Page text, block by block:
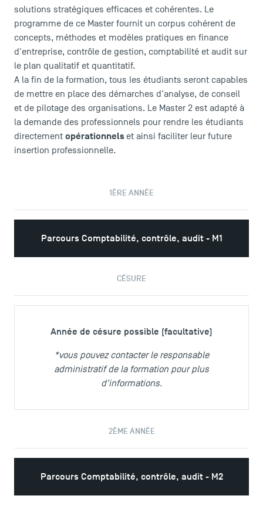
solutions stratégiques efficaces et cohérentes. Le
programme de ce Master fournit un corpus cohérent de
concepts, méthodes et modèles pratiques en finance
d'entreprise, contrôle de gestion, comptabilité et audit sur
le plan qualitatif et quantitatif.
A la fin de la formation, tous les étudiants seront capables
de mettre en place des démarches d'analyse, de conseil
et de pilotage des organisations. Le Master 2 est adapté à
la demande des professionnels pour rendre les étudiants
directement opérationnels et ainsi faciliter leur future
insertion professionnelle.
1ÈRE ANNÉE
Parcours Comptabilité, contrôle, audit - M1
CÉSURE
Année de césure possible (facultative)
*vous pouvez contacter le responsable
administratif de la formation pour plus
d'informations.
2ÈME ANNÉE
Parcours Comptabilité, contrôle, audit - M2